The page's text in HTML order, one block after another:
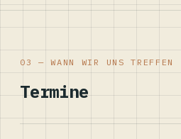
03 — WANN WIR UNS TREFFEN
Termine